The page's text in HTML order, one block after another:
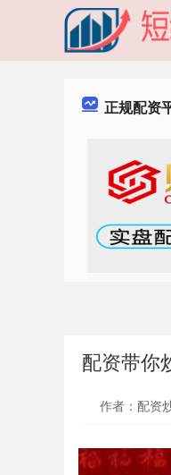
正规配资
配资带你
作者：配资